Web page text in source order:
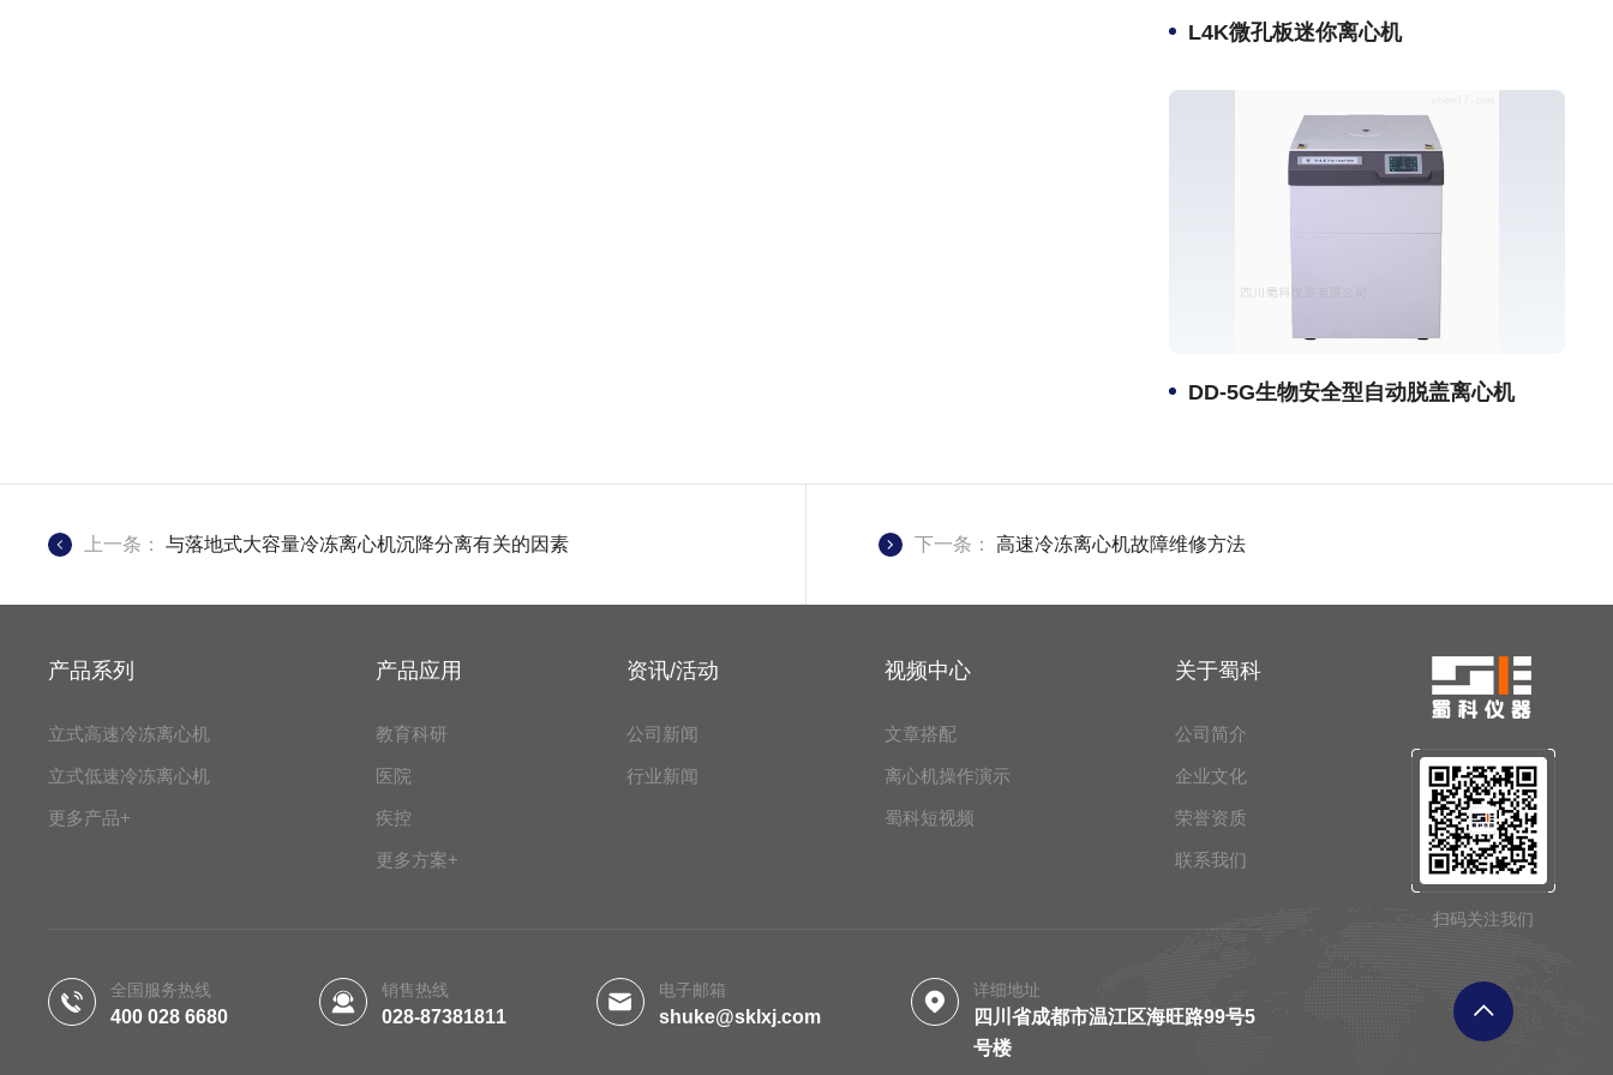
L4K微孔板迷你离心机
DD-5G生物安全型自动脱盖离心机
上一条：与落地式大容量冷冻离心机沉降分离有关的因素 下一条： 高速冷冻离心机故障维修方法
产品系列
立式高速冷冻离心机
立式低速冷冻离心机
更多产品+
产品应用
教育科研
医院
疾控
更多方案+
资讯/活动
公司新闻
行业新闻
视频中心
文章搭配
离心机操作演示
蜀科短视频
关于蜀科
公司简介
企业文化
荣誉资质
联系我们
全国服务热线
400 028 6680
销售热线
028-87381811
电子邮箱
shuke@sklxj.com
详细地址
四川省成都市温江区海旺路99号5
号楼
扫码关注我们